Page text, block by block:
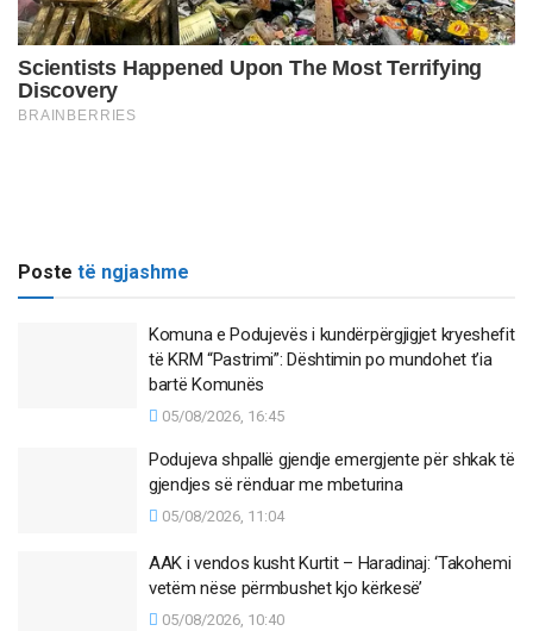
Poste të ngjashme
Komuna e Podujevës i kundërpërgjigjet kryeshefit
të KRM “Pastrimi”: Dështimin po mundohet t’ia
bartë Komunës
05/08/2026, 16:45
Podujeva shpallë gjendje emergjente për shkak të
gjendjes së rënduar me mbeturina
05/08/2026, 11:04
AAK i vendos kusht Kurtit – Haradinaj: ‘Takohemi
vetëm nëse përmbushet kjo kërkesë’
05/08/2026, 10:40